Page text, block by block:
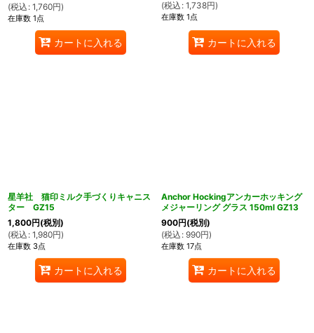
(税込 : 1,760円)
在庫数 1点
カートに入れる
(税込 : 1,738円)
在庫数 1点
カートに入れる
星羊社 猫印ミルク手づくりキャニス
ター GZ15
1,800円(税別)
(税込 : 1,980円)
在庫数 3点
カートに入れる
Anchor Hockingアンカーホッキング
メジャーリング グラス 150ml GZ13
900円(税別)
(税込 : 990円)
在庫数 17点
カートに入れる